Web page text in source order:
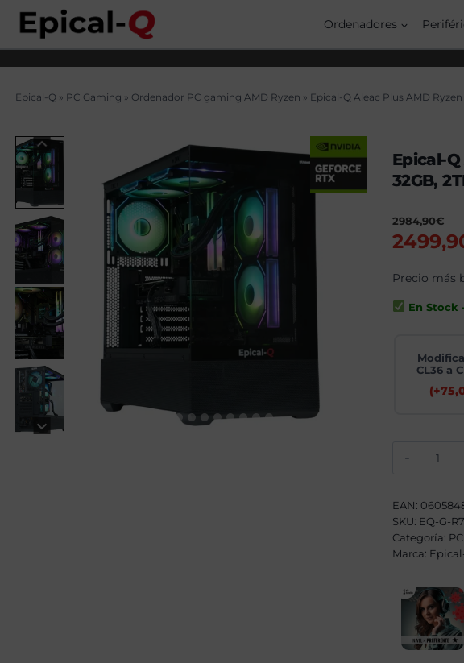
contenido
Ordenadores
Epical-Q » PC Gaming » Ordenador PC gaming AMD Ryzen » Epical-Q Aleac Plus AMD Ryzen
Epical-
32GB,
2984,90€
El
era:
Precio más
En Stock
CL36 a
(+
AMD
Ryzen
7
32GB,
2TB
NVME,
RTX
5070+
11
Pro
EAN:
SKU: EQ-G-
Categoría:
Marca: